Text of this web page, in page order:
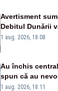
Avertisment
Debitul Dunării
Cernavodă s-ar
1 aug. 2026, 18:08
Au închis
spun că au
pasează vina în
1 aug. 2026, 18:11